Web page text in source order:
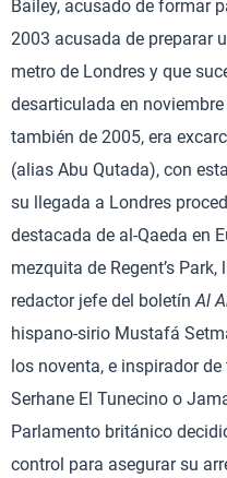
Bailey, acusado de formar
2003 acusada de preparar
metro de Londres y que
desarticulada en
también de 2005, era
(alias Abu Qutada), con
su llegada a Londres
destacada de al-Qaeda en
mezquita de Regent’s
redactor jefe del boletínAl
hispano-sirio Mustafá
los noventa, e inspirador
Serhane El Tunecino o
Parlamento británico
control para asegurar su